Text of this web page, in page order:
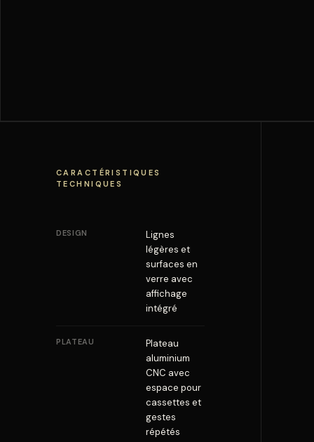
CARACTÉRISTIQUES
TECHNIQUES
DESIGN
Lignes
légères et
surfaces en
verre avec
affichage
intégré
PLATEAU
Plateau
aluminium
CNC avec
espace pour
cassettes et
gestes
répétés